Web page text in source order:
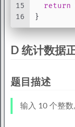
15
16
return
}
D 统计数据
题目描述
输入 10 个整数